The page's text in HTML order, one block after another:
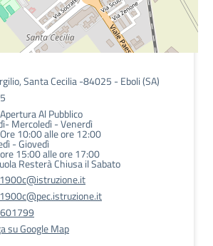
Santa Cecilia -84025 - Eboli (SA)
Al Pubblico
Mercoledì - Venerdì
10:00 alle ore 12:00
- Giovedì
15:00 alle ore 17:00
Resterà Chiusa il Sabato
su Google Map